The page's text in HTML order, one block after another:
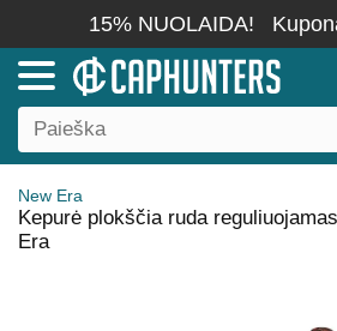
15% NUOLAIDA!
New Era
Kepurė plokščia ruda
Era